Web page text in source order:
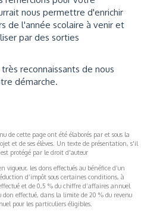
nous permettre d'enrichir
de l'année scolaire à venir et
par des sorties
reconnaissants de nous
démarche.
de cette page ont été élaborés par et sous la
et de ses élèves. Un texte de présentation, s'il
protégé par le droit d'auteur
vigueur, les dons effectués au bénéfice d’un
d’impôt sous certaines conditions, à
et de 0,5 % du chiffre d’affaires annuel
don effectué, dans la limite de 20 % du revenu
pour les particuliers éligibles.